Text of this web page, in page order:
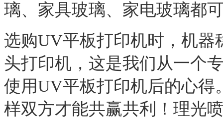
璃、家具玻璃、家电玻璃都
选购UV平板打印机时，机器
头打印机，这是我们从一个
使用UV平板打印机后的心得
样双方才能共赢共利！理光